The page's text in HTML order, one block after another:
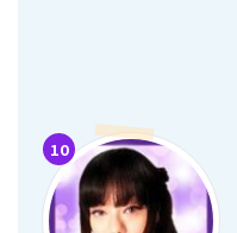
10